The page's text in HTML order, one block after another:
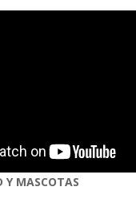
Y MASCOTAS